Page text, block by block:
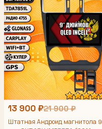
13 900 ₽21 900 ₽
Штатная Андроид магнитола 9